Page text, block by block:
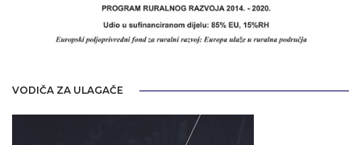
VODIČA ZA ULAGAČE